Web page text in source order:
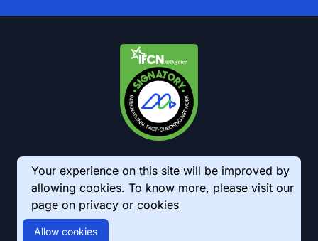
Your experience on this site will be improved by
allowing cookies. To know more, please visit our
page on privacy or cookies
Allow cookies
© 2026 AkhbarMeter. All Rights Reserved